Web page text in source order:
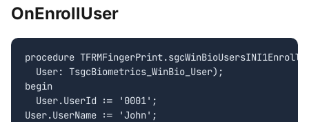
OnEnrollUser
procedure
  User: TsgcBiometrics_WinBio_User);
begin
  User.UserId := '0001';
User.UserName := 'John';